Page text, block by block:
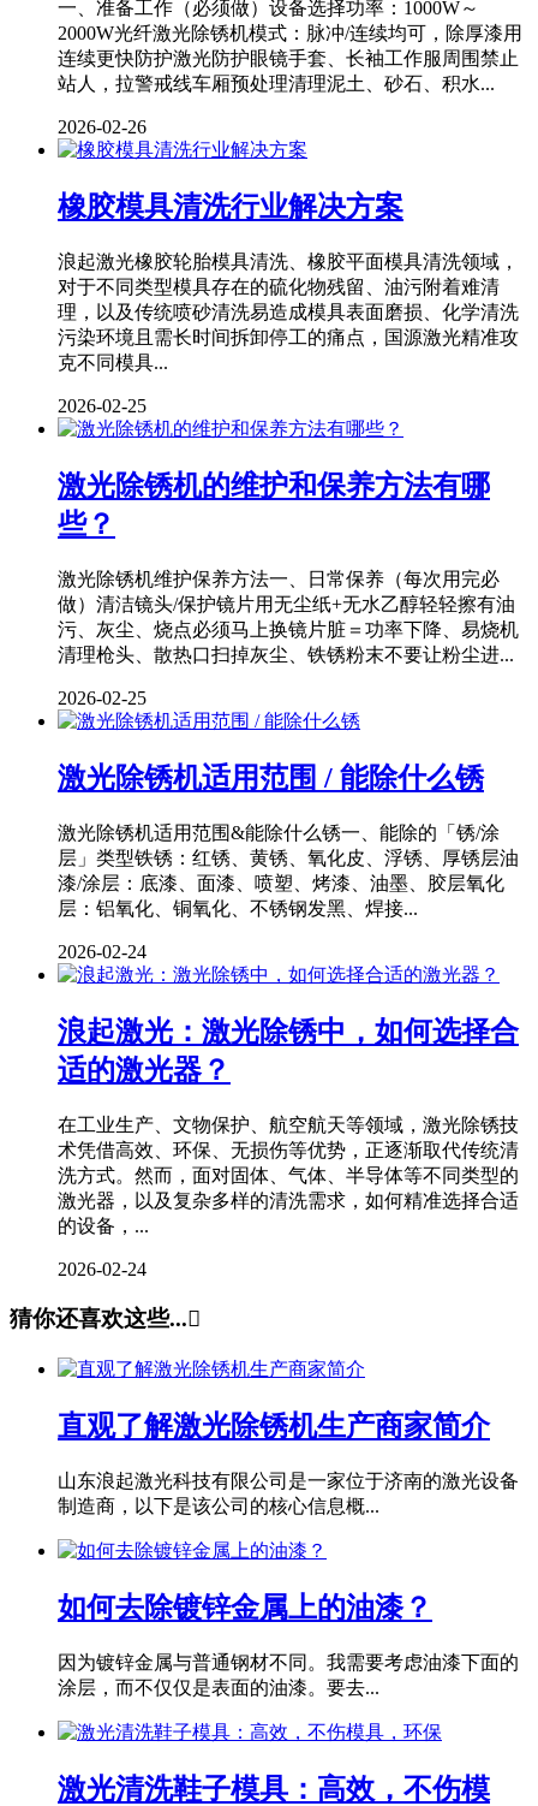
一、准备工作（必须做）设备选择功率：1000W～
2000W光纤激光除锈机模式：脉冲/连续均可，除厚漆用
连续更快防护激光防护眼镜手套、长袖工作服周围禁止
站人，拉警戒线车厢预处理清理泥土、砂石、积水...
2026-02-26
橡胶模具清洗行业解决方案
浪起激光橡胶轮胎模具清洗、橡胶平面模具清洗领域，
对于不同类型模具存在的硫化物残留、油污附着难清
理，以及传统喷砂清洗易造成模具表面磨损、化学清洗
污染环境且需长时间拆卸停工的痛点，国源激光精准攻
克不同模具...
2026-02-25
激光除锈机的维护和保养方法有哪
些？
激光除锈机维护保养方法一、日常保养（每次用完必
做）清洁镜头/保护镜片用无尘纸+无水乙醇轻轻擦有油
污、灰尘、烧点必须马上换镜片脏＝功率下降、易烧机
清理枪头、散热口扫掉灰尘、铁锈粉末不要让粉尘进...
2026-02-25
激光除锈机适用范围 / 能除什么锈
激光除锈机适用范围&能除什么锈一、能除的「锈/涂
层」类型铁锈：红锈、黄锈、氧化皮、浮锈、厚锈层油
漆/涂层：底漆、面漆、喷塑、烤漆、油墨、胶层氧化
层：铝氧化、铜氧化、不锈钢发黑、焊接...
2026-02-24
浪起激光：激光除锈中，如何选择合
适的激光器？
在工业生产、文物保护、航空航天等领域，激光除锈技
术凭借高效、环保、无损伤等优势，正逐渐取代传统清
洗方式。然而，面对固体、气体、半导体等不同类型的
激光器，以及复杂多样的清洗需求，如何精准选择合适
的设备，...
2026-02-24
猜你还喜欢这些...
直观了解激光除锈机生产商家简介
山东浪起激光科技有限公司是一家位于济南的激光设备
制造商，以下是该公司的核心信息概...
如何去除镀锌金属上的油漆？
因为镀锌金属与普通钢材不同。我需要考虑油漆下面的
涂层，而不仅仅是表面的油漆。要去...
激光清洗鞋子模具：高效，不伤模